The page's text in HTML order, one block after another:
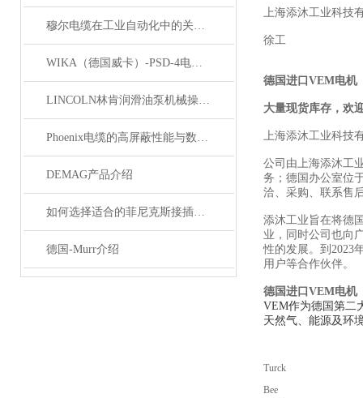
穆尔电缆在工业自动化中的关键角色
WIKA（德国威卡）-PSD-4电子压力开关
LINCOLN林肯润滑油泵机械操作原理
Phoenix电缆的高屏蔽性能与数据传输优势
DEMAG产品介绍
如何选择适合的菲尼克斯接插件？
德国-Murr介绍
上海添沐工业科技
徐工
德国进口VEM电机
大量现货库存，欢
上海添沐工业科技
公司由上海添沐工
务；德国办公室位
洽、采购、联系售
添沐工业旨在将德
业，同时公司也向
性的发展。到2023
用户等合作伙伴。
德国进口VEM电机
VEM作为德国第二
天然气、能源及环
Turck
Bee